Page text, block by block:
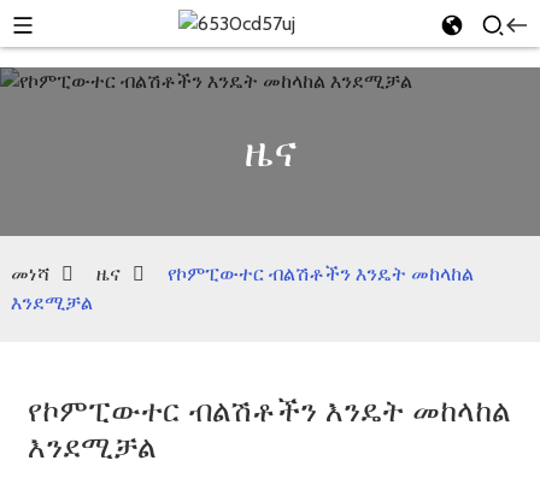
ዜና
መነሻ ዜና
የኮምፒውተር ብልሽቶችን እንዴት መከላከል
እንደሚቻል
የኮምፒውተር ብልሽቶችን እንዴት መከላከል
እንደሚቻል